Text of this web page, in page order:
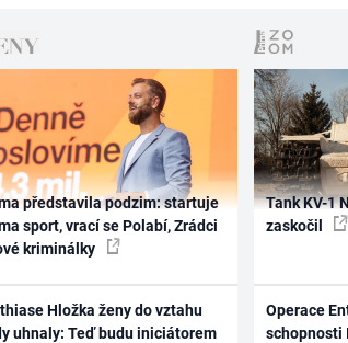
představila podzim: startuje
sport, vrací se Polabí, Zrádci
kriminálky
Hložka ženy do vztahu
uhnaly: Teď budu iniciátorem
Tank KV-1
zaskočil
Operace
schopnosti